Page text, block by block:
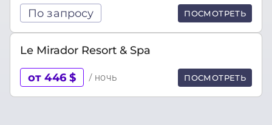
По запросу ПОСМОТРЕТЬ
Le Mirador Resort & Spa
от 446 $ / ночь ПОСМОТРЕТЬ